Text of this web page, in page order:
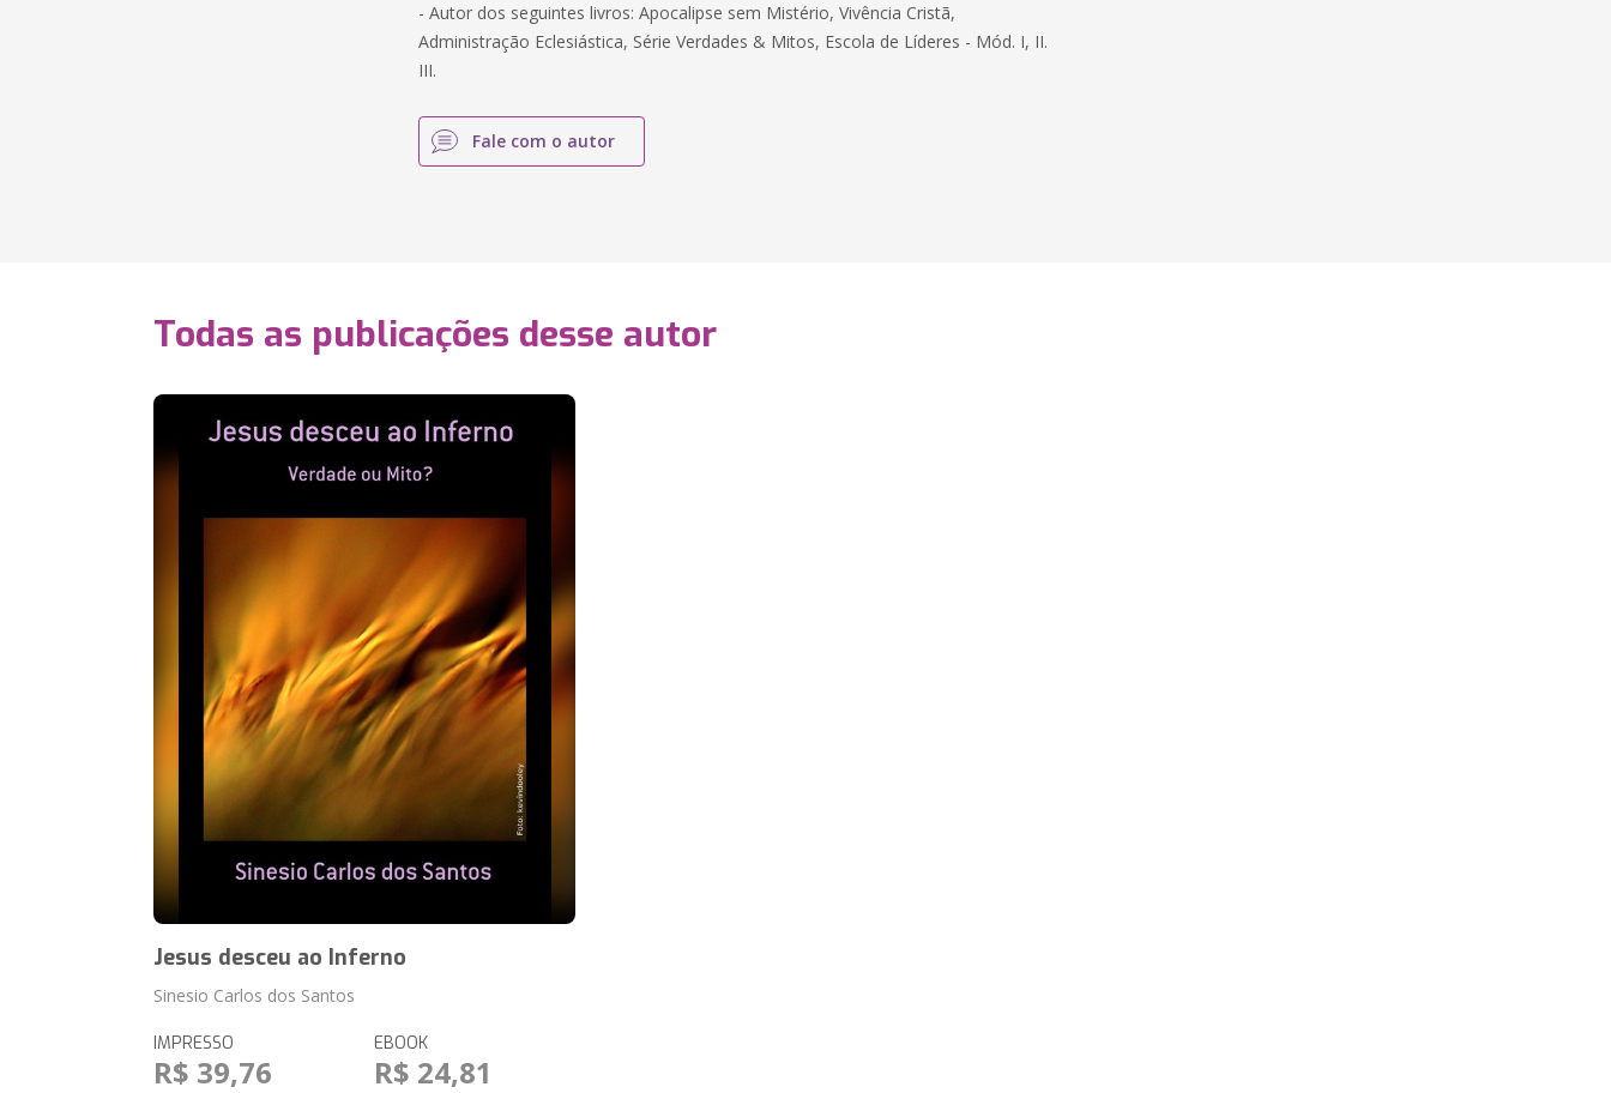
- Autor dos seguintes livros: Apocalipse sem Mistério, Vivência Cristã,
Administração Eclesiástica, Série Verdades & Mitos, Escola de Líderes - Mód. I, II.
III.
Fale com o autor
Todas as publicações desse autor
Jesus desceu ao Inferno
Sinesio Carlos dos Santos
IMPRESSO
R$ 39,76
EBOOK
R$ 24,81